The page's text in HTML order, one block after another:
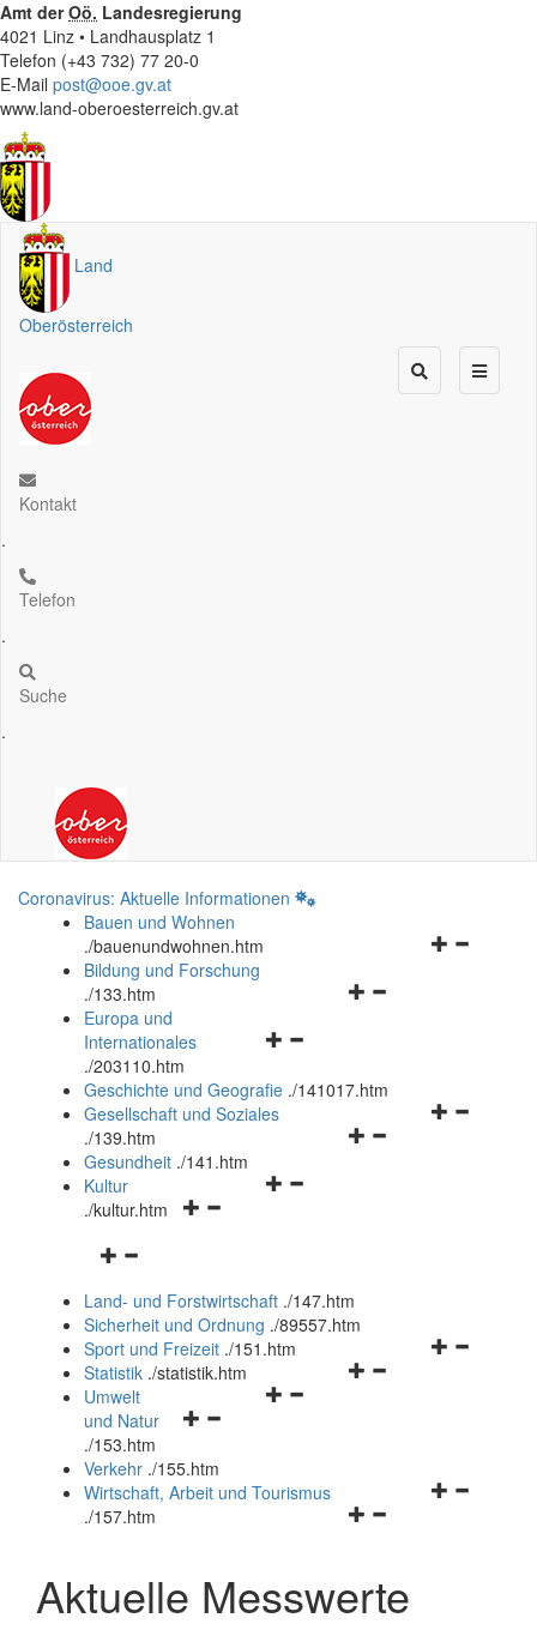
Amt derOö. Landesregierung
4021 Linz • Landhausplatz 1
Telefon (+43 732) 77 20-0
E-Mail post@ooe.gv.at
www.land-oberoesterreich.gv.at
Land
Oberösterreich
Kontakt
.
Telefon
.
Suche
.
Coronavirus: Aktuelle Informationen
Bauen und Wohnen
./bauenundwohnen.htm
Navigationsmenü
Bildung und Forschung
./133.htm
Navigationsmenü
und
schließen
Europa und
Internationales
./203110.htm
Geschichte und Geografie ./141017.htm
Navigationsmenü
Gesellschaft und Soziales
./139.htm
Navigationsmenü
Gesundheit ./141.htm
Navigationsmenü
Kultur
./kultur.htm
Navigationsmenü
und
schließen
Land- und Forstwirtschaft ./147.htm
Sicherheit und Ordnung ./89557.htm
Navigationsmenü
Sport und Freizeit ./151.htm
Navigationsmenü
Statistik ./statistik.htm
Navigationsmenü
und
schließen
Umwelt
und Natur
./153.htm
Verkehr ./155.htm
Navigationsmenü
schließen
Wirtschaft, Arbeit und Tourismus
./157.htm
Aktuelle Messwerte